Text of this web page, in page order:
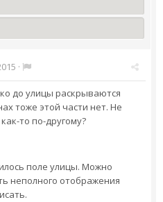
·
до улицы раскрываются
тоже этой части нет. Не
то по-другому?
поле улицы. Можно
неполного отображения